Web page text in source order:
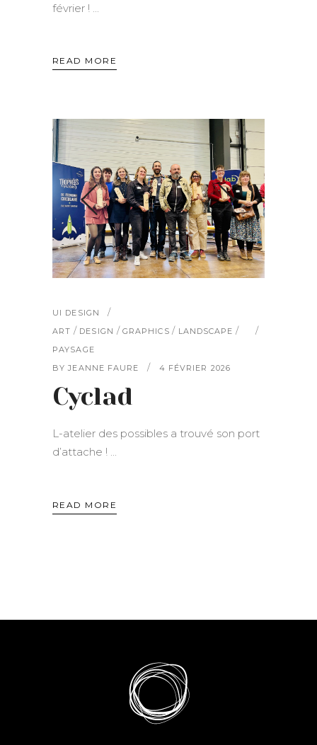
février !
READ MORE
UI DESIGN
ART / DESIGN / GRAPHICS / LANDSCAPE /
PAYSAGE
BYJEANNE FAURE 4 FÉVRIER 2026
Cyclad
L-atelier des possibles a trouvé son port
d’attache !
READ MORE